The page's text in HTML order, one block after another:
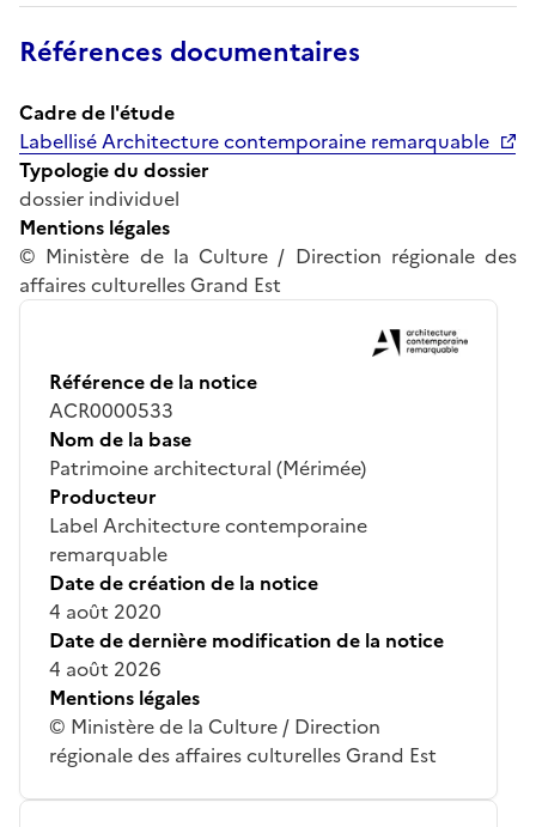
Références documentaires
Cadre de l'étude
Labellisé Architecture contemporaine remarquable
Typologie du dossier
dossier individuel
Mentions légales
© Ministère de la Culture / Direction régionale des
affaires culturelles Grand Est
Référence de la notice
ACR0000533
Nom de la base
Patrimoine architectural (Mérimée)
Producteur
Label Architecture contemporaine
remarquable
Date de création de la notice
4 août 2020
Date de dernière modification de la notice
4 août 2026
Mentions légales
© Ministère de la Culture / Direction
régionale des affaires culturelles Grand Est